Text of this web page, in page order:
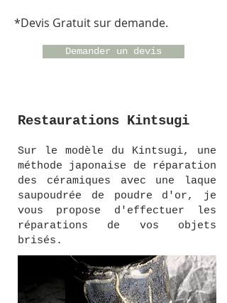
*Devis Gratuit sur demande.
Demander un devis
Restaurations Kintsugi
Sur le modèle du Kintsugi, une
méthode japonaise de réparation
des céramiques avec une laque
saupoudrée de poudre d'or, je
vous propose d'effectuer les
réparations de vos objets
brisés.